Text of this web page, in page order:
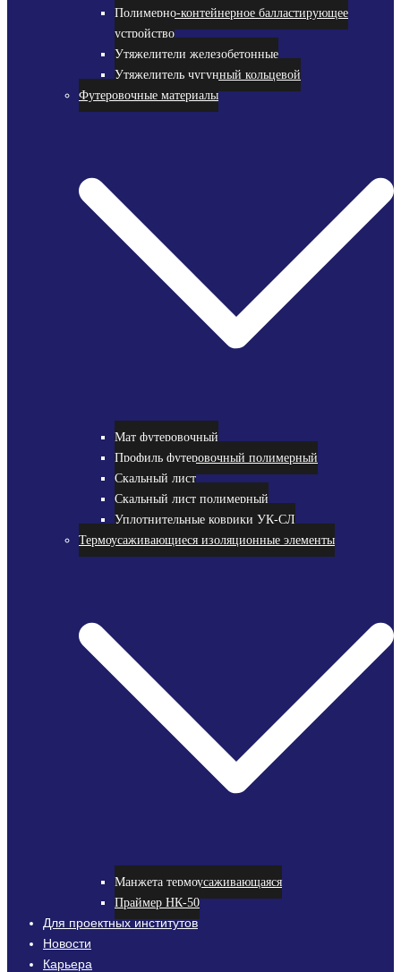
Полимерно-контейнерное балластирующее
устройство
Утяжелители железобетонные
Утяжелитель чугунный кольцевой
Футеровочные материалы
Мат футеровочный
Профиль футеровочный полимерный
Скальный лист
Скальный лист полимерный
Уплотнительные коврики УК-СЛ
Термоусаживающиеся изоляционные элементы
Манжета термоусаживающаяся
Праймер НК-50
Для проектных институтов
Новости
Карьера